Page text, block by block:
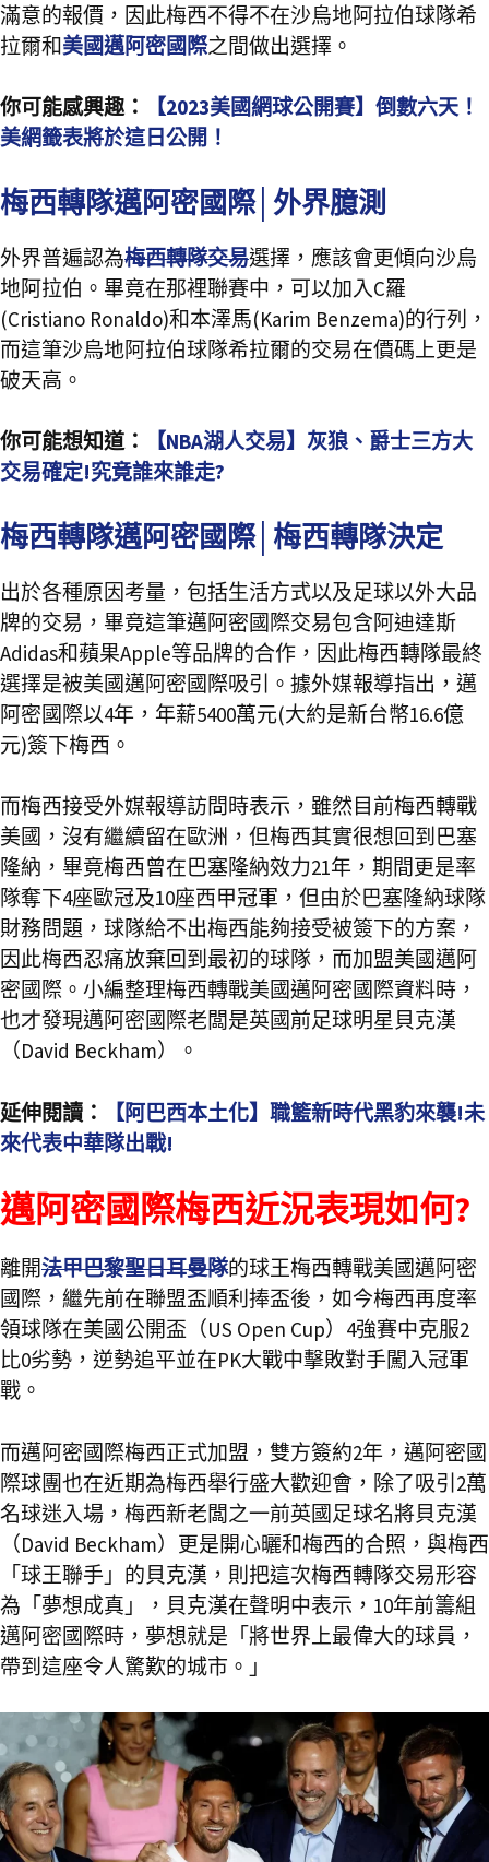
滿意的報價，因此梅西不得不在沙烏地阿拉伯球隊希
拉爾和美國邁阿密國際之間做出選擇。
你可能感興趣：
【2023美國網球公開賽】倒數六天！
美網籤表將於這日公開！
梅西轉隊邁阿密國際│外界臆測
外界普遍認為梅西轉隊交易選擇，應該會更傾向沙烏
地阿拉伯。畢竟在那裡聯賽中，可以加入C羅
(Cristiano Ronaldo)和本澤馬(Karim Benzema)的行列，
而這筆沙烏地阿拉伯球隊希拉爾的交易在價碼上更是
破天高。
你可能想知道：
【NBA湖人交易】灰狼、爵士三方大
交易確定!究竟誰來誰走?
梅西轉隊邁阿密國際│梅西轉隊決定
出於各種原因考量，包括生活方式以及足球以外大品
牌的交易，畢竟這筆邁阿密國際交易包含阿迪達斯
Adidas和蘋果Apple等品牌的合作，因此梅西轉隊最終
選擇是被美國邁阿密國際吸引。據外媒報導指出，邁
阿密國際以4年，年薪5400萬元(大約是新台幣16.6億
元)簽下梅西。
而梅西接受外媒報導訪問時表示，雖然目前梅西轉戰
美國，沒有繼續留在歐洲，但梅西其實很想回到巴塞
隆納，畢竟梅西曾在巴塞隆納效力21年，期間更是率
隊奪下4座歐冠及10座西甲冠軍，但由於巴塞隆納球隊
財務問題，球隊給不出梅西能夠接受被簽下的方案，
因此梅西忍痛放棄回到最初的球隊，而加盟美國邁阿
密國際。小編整理梅西轉戰美國邁阿密國際資料時，
也才發現邁阿密國際老闆是英國前足球明星貝克漢
（David Beckham）。
延伸閱讀：
【阿巴西本土化】職籃新時代黑豹來襲!未
來代表中華隊出戰!
邁阿密國際梅西近況表現如何?
離開法甲巴黎聖日耳曼隊的球王梅西轉戰美國邁阿密
國際，繼先前在聯盟盃順利捧盃後，如今梅西再度率
領球隊在美國公開盃（US Open Cup）4強賽中克服2
比0劣勢，逆勢追平並在PK大戰中擊敗對手闖入冠軍
戰。
而邁阿密國際梅西正式加盟，雙方簽約2年，邁阿密國
際球團也在近期為梅西舉行盛大歡迎會，除了吸引2萬
名球迷入場，梅西新老闆之一前英國足球名將貝克漢
（David Beckham）更是開心曬和梅西的合照，與梅西
「球王聯手」的貝克漢，則把這次梅西轉隊交易形容
為「夢想成真」，貝克漢在聲明中表示，10年前籌組
邁阿密國際時，夢想就是「將世界上最偉大的球員，
帶到這座令人驚歎的城市。」